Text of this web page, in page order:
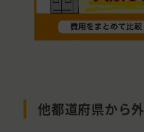
他都道府県から